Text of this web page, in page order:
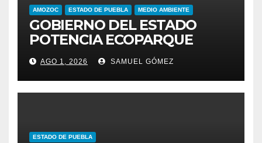
AMOZOC ESTADO DE PUEBLA MEDIO AMBIENTE
GOBIERNO DEL ESTADO
POTENCIA ECOPARQUE
PENSAR EN GRANDE COMO
REFERENTE AMBIENTAL
AGO 1, 2026 SAMUEL GÓMEZ
ESTADO DE PUEBLA